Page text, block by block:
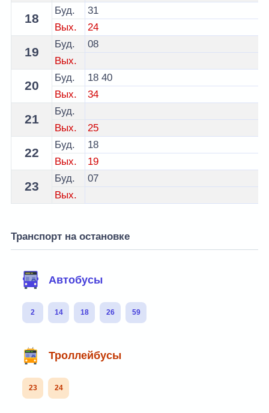
18
Буд.
31
Вых.
24
19
Буд.
08
Вых.
20
Буд. 18 40
Вых.
34
21
Буд.
Вых.
25
22
Буд.
18
Вых.
19
23
Буд.
07
Вых.
Транспорт на остановке
Автобусы
2 14 18 26 59
Троллейбусы
23 24